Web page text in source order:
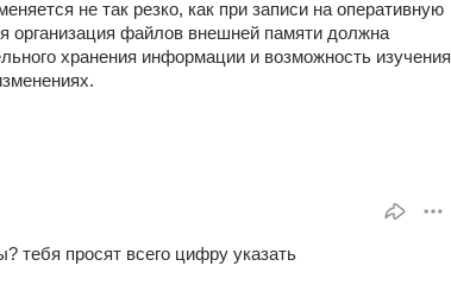
не так резко, как при записи на оперативную
организация файлов внешней памяти должна
хранения информации и возможность изучения
тебя просят всего цифру указать